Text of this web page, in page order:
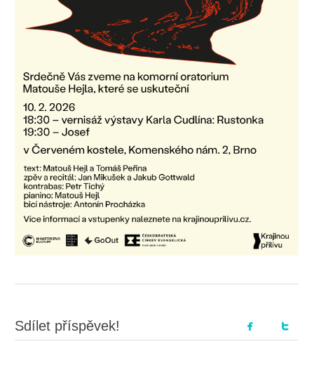
Sdílet příspěvek!